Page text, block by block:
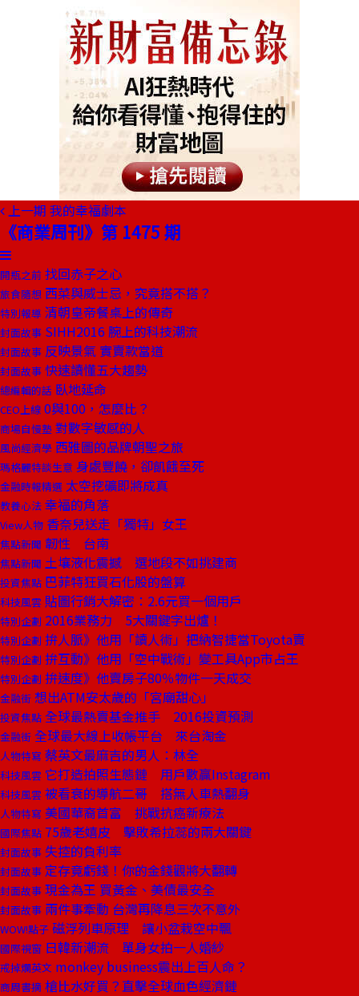
上一期 我的幸福劇本
《商業周刊》第 1475 期
開瓶之前 找回赤子之心
旅食隨想 西菜與威士忌，究竟搭不搭？
特別報導 清朝皇帝餐桌上的傳奇
封面故事 SIHH2016 腕上的科技潮流
封面故事 反映景氣 實賣款當道
封面故事 快速讀懂五大趨勢
總編輯的話 臥地延命
CEO上線 0與100，怎麼比？
商場自慢塾 對數字敏感的人
風尚經濟學 西雅圖的品牌朝聖之旅
瑪格麗特談生意 身處豐饒，卻飢餓至死
金融時報精選 太空挖礦即將成真
教養心法 幸福的角落
View人物 香奈兒送走「獨特」女王
焦點新聞 韌性 台南
焦點新聞 土壤液化震撼 選地段不如挑建商
投資焦點 巴菲特狂買石化股的盤算
科技風雲 貼圖行銷大解密：2.6元買一個用戶
特別企劃 2016業務力 5大關鍵字出爐！
特別企劃 拚人脈》他用「讀人術」把納智捷當Toyota賣
特別企劃 拚互動》他用「空中戰術」變工具App市占王
特別企劃 拚速度》他賣房子80％物件一天成交
金融街 想出ATM安太歲的「宮廟甜心」
投資焦點 全球最熱賣基金推手 2016投資預測
金融街 全球最大線上收帳平台 來台淘金
人物特寫 蔡英文最麻吉的男人：林全
科技風雲 它打造拍照生態鏈 用戶數贏Instagram
科技風雲 被看衰的導航二哥 搭無人車熱翻身
人物特寫 美國華裔首富 挑戰抗癌新療法
國際焦點 75歲老嬉皮 擊敗希拉蕊的兩大關鍵
封面故事 失控的負利率
封面故事 定存竟虧錢！你的金錢觀將大翻轉
封面故事 現金為王 買黃金、美債最安全
封面故事 兩件事牽動 台灣再降息三次不意外
WOW!點子 磁浮列車原理 讓小盆栽空中飄
國際視窗 日韓新潮流 單身女拍一人婚紗
戒掉爛英文 monkey business震出上百人命？
商周書摘 槍比水好買？直擊全球血色經濟鏈